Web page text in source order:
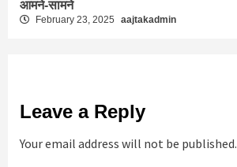
आमने-सामने
February 23, 2025 aajtakadmin
Leave a Reply
Your email address will not be published.